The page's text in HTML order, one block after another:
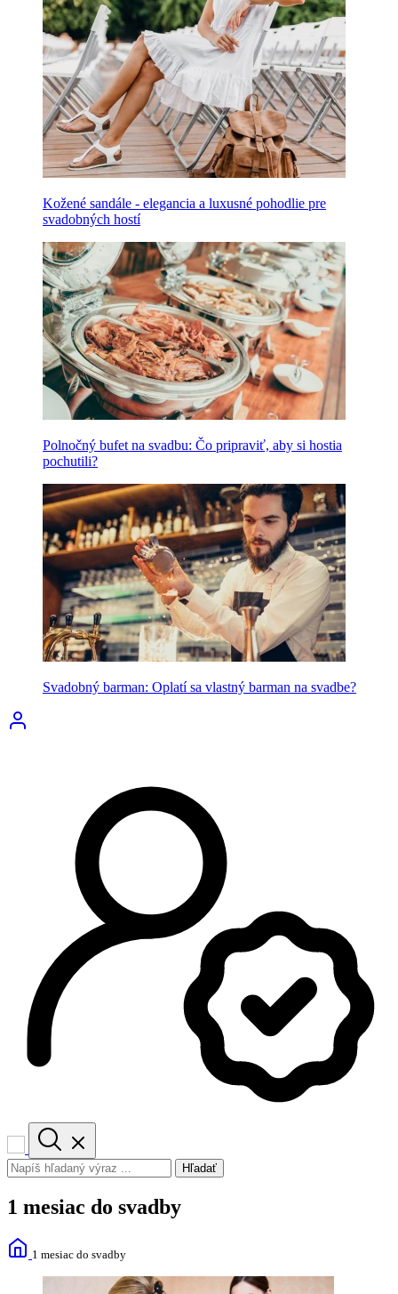
Kožené sandále - elegancia a luxusné pohodlie pre
svadobných hostí
Polnočný bufet na svadbu: Čo pripraviť, aby si hostia
pochutili?
Svadobný barman: Oplatí sa vlastný barman na svadbe?
Hľadať
1 mesiac do svadby
1 mesiac do svadby